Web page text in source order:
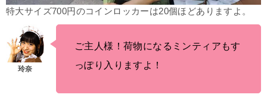
特大サイズ700円のコインロッカーは20個ほどありますよ。
ご主人様！荷物になるミンティアもす
っぽり入りますよ！